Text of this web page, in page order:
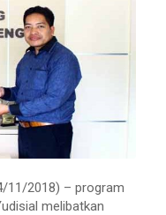
11/2018) – program
melibatkan